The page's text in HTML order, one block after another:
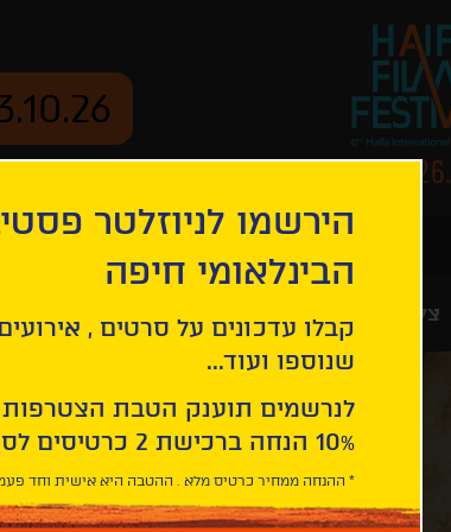
צליל של נפילה
הירשמו לניוזלטר
הבינלאומי חיפה
קבלו עדכונים על סרטים ,
שנוספו ועוד...
לנרשמים תוענק הטבת
10% הנחה ברכישת 2 כרטיסים לסרטי הפסטיבל .
* ההנחה ממחיר כרטיס מלא . ההטבה היא אישית וחד